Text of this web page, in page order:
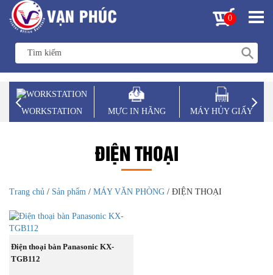
0
WORKSTATION MỰC IN HÃNG MÁY HỦY GIẤY
ĐIỆN THOẠI
Trang chủ / Sản phẩm / MÁY VĂN PHÒNG / ĐIỆN THOẠI
MUA NGAY
Điện thoại bàn Panasonic KX-
TGB112